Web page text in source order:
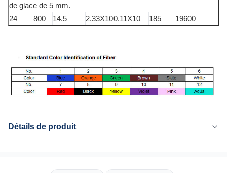
de glace de 5 mm.
24
800 14.5 2.33X100.11X10 185 19600
Détails de produit